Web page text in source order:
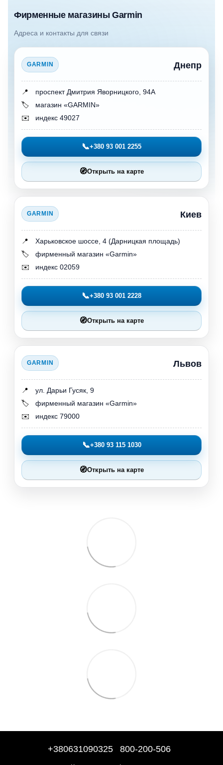
Фирменные магазины Garmin
Адреса и контакты для связи
GARMIN Днепр
📍
проспект Дмитрия Яворницкого, 94А
🏷️
магазин «GARMIN»
✉️
индекс 49027
📞+380 93 001 2255
🧭Открыть на карте
GARMIN Киев
📍
Харьковское шоссе, 4 (Дарницкая площадь)
🏷️
фирменный магазин «Garmin»
✉️
индекс 02059
📞+380 93 001 2228
🧭Открыть на карте
GARMIN Львов
📍
ул. Дарьи Гусяк, 9
🏷️
фирменный магазин «Garmin»
✉️
индекс 79000
📞+380 93 115 1030
🧭Открыть на карте
+380631090325 800-200-506